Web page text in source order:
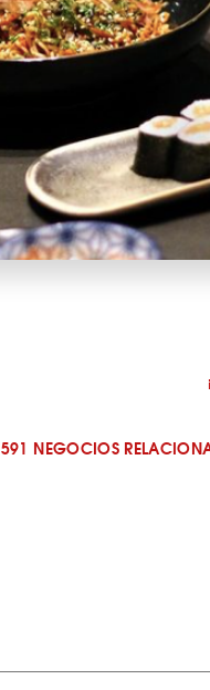
591 NEGOCIOS